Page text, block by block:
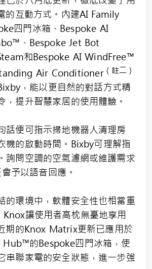
的互動方式。內建AI Family
四門冰箱、Bespoke AI
、Bespoke Jet Bot
和Bespoke AI WindFree™
Air Conditioner（註二）
，能以更自然的對話方式精
，提升智慧家居的使用體驗。
話便可指示掃地機器人清理房
機的啟動時間。Bixby可理解指
詢問空調的空氣濾網或維護需求
予以語音回應。
的環境中，軟體安全性也相當重
讓使用者高枕無憂地享用
期的Knox Matrix更新已應用於
Hub™的Bespoke四門冰箱，使
串聯家電的安全狀態，進一步強